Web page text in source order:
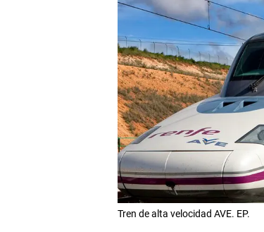
Tren de alta velocidad AVE. EP.